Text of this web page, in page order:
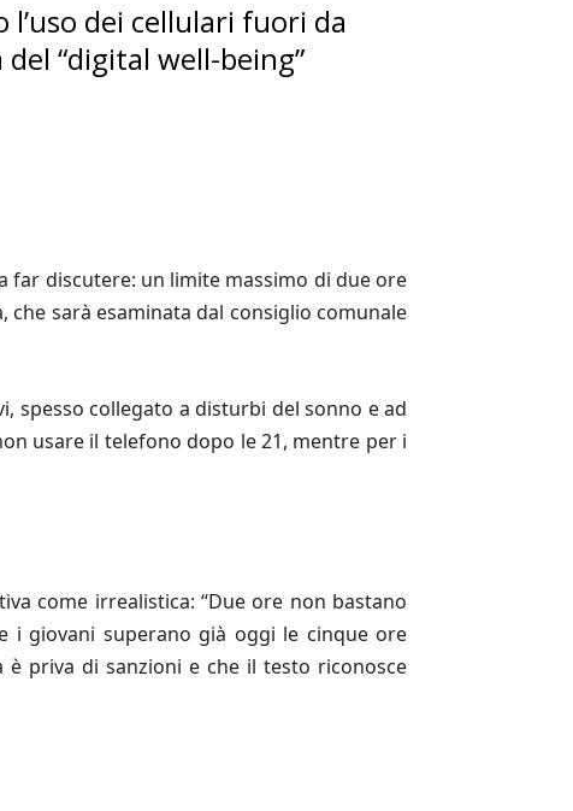
dei cellulari fuori da
“digital well-being”
far discutere: un limite massimo di due ore
sarà esaminata dal consiglio comunale
spesso collegato a disturbi del sonno e ad
usare il telefono dopo le 21, mentre per i
come irrealistica: “Due ore non bastano
i giovani superano già oggi le cinque ore
priva di sanzioni e che il testo riconosce